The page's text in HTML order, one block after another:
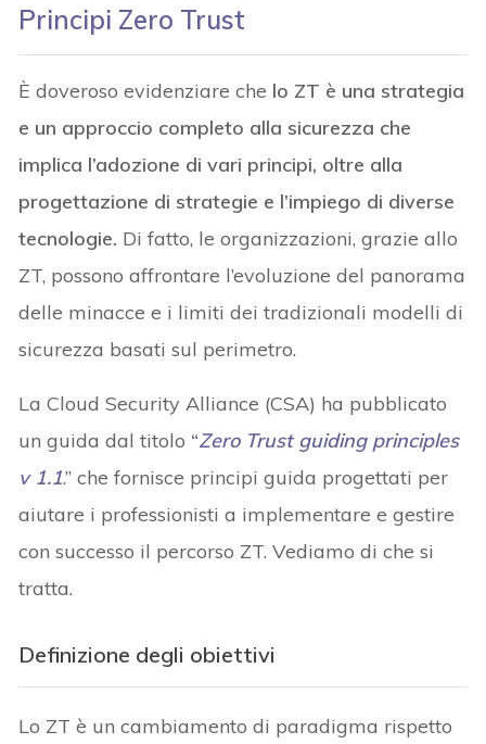
Principi Zero Trust
È doveroso evidenziare che lo ZT è una strategia
e un approccio completo alla sicurezza che
implica l’adozione di vari principi, oltre alla
progettazione di strategie e l’impiego di diverse
tecnologie. Di fatto, le organizzazioni, grazie allo
ZT, possono affrontare l’evoluzione del panorama
delle minacce e i limiti dei tradizionali modelli di
sicurezza basati sul perimetro.
La Cloud Security Alliance (CSA) ha pubblicato
un guida dal titolo “Zero Trust guiding principles
v 1.1.” che fornisce principi guida progettati per
aiutare i professionisti a implementare e gestire
con successo il percorso ZT. Vediamo di che si
tratta.
Definizione degli obiettivi
Lo ZT è un cambiamento di paradigma rispetto